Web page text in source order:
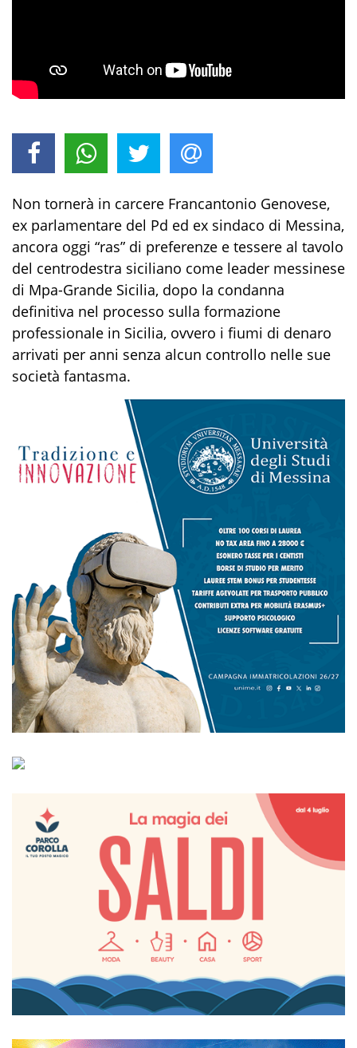
Non tornerà in carcere Francantonio Genovese,
ex parlamentare del Pd ed ex sindaco di Messina,
ancora oggi “ras” di preferenze e tessere al tavolo
del centrodestra siciliano come leader messinese
di Mpa-Grande Sicilia, dopo la condanna
definitiva nel processo sulla formazione
professionale in Sicilia, ovvero i fiumi di denaro
arrivati per anni senza alcun controllo nelle sue
società fantasma.